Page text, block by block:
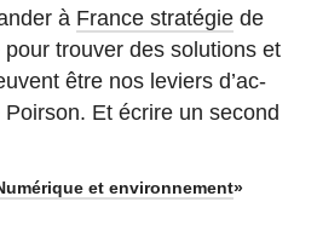
à France stratégie de
trouver des so­lu­tions et
être nos leviers d’ac­
Et écrire un second
et environnement»